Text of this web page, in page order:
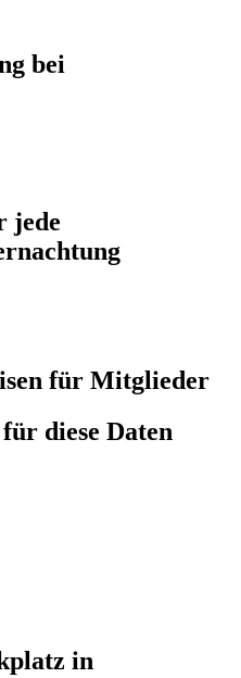
bei
jede
für Mitglieder
diese Daten
in